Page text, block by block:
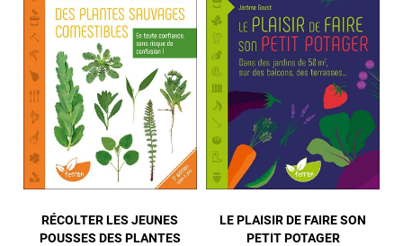
RÉCOLTER LES JEUNES
POUSSES DES PLANTES
LE PLAISIR DE FAIRE SON
PETIT POTAGER